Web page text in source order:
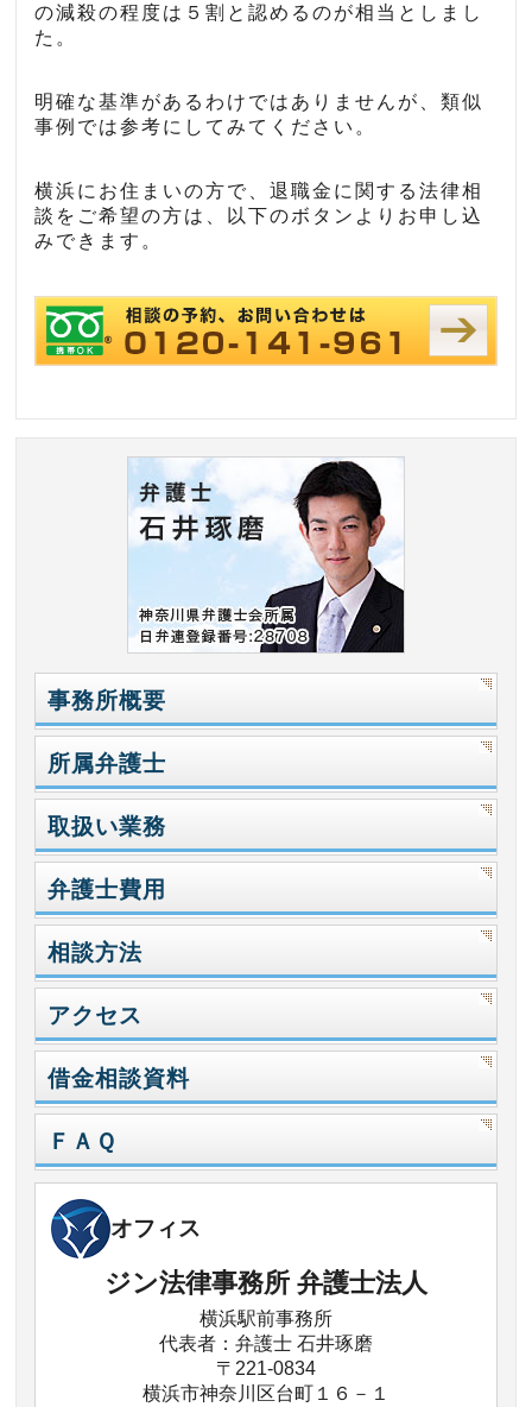
の減殺の程度は５割と認めるのが相当としまし
た。
明確な基準があるわけではありませんが、類似
事例では参考にしてみてください。
横浜にお住まいの方で、退職金に関する法律相
談をご希望の方は、以下のボタンよりお申し込
みできます。
事務所概要
所属弁護士
取扱い業務
弁護士費用
相談方法
アクセス
借金相談資料
ＦＡＱ
オフィス
ジン法律事務所 弁護士法人
横浜駅前事務所
代表者：弁護士 石井琢磨
〒221-0834
横浜市神奈川区台町１６－１